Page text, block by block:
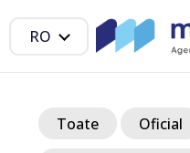
RO
Toate Oficial